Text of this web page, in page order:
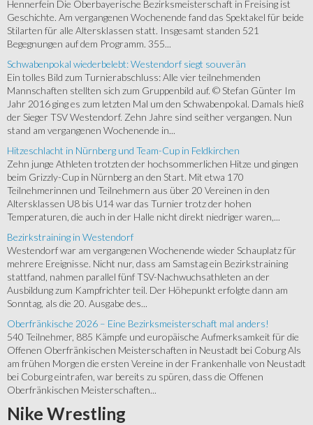
Hennerfein Die Oberbayerische Bezirksmeisterschaft in Freising ist
Geschichte. Am vergangenen Wochenende fand das Spektakel für beide
Stilarten für alle Altersklassen statt. Insgesamt standen 521
Begegnungen auf dem Programm. 355...
Schwabenpokal wiederbelebt: Westendorf siegt souverän
Ein tolles Bild zum Turnierabschluss: Alle vier teilnehmenden
Mannschaften stellten sich zum Gruppenbild auf. © Stefan Günter Im
Jahr 2016 ging es zum letzten Mal um den Schwabenpokal. Damals hieß
der Sieger TSV Westendorf. Zehn Jahre sind seither vergangen. Nun
stand am vergangenen Wochenende in...
Hitzeschlacht in Nürnberg und Team-Cup in Feldkirchen
Zehn junge Athleten trotzten der hochsommerlichen Hitze und gingen
beim Grizzly-Cup in Nürnberg an den Start. Mit etwa 170
Teilnehmerinnen und Teilnehmern aus über 20 Vereinen in den
Altersklassen U8 bis U14 war das Turnier trotz der hohen
Temperaturen, die auch in der Halle nicht direkt niedriger waren,...
Bezirkstraining in Westendorf
Westendorf war am vergangenen Wochenende wieder Schauplatz für
mehrere Ereignisse. Nicht nur, dass am Samstag ein Bezirkstraining
stattfand, nahmen parallel fünf TSV-Nachwuchsathleten an der
Ausbildung zum Kampfrichter teil. Der Höhepunkt erfolgte dann am
Sonntag, als die 20. Ausgabe des...
Oberfränkische 2026 – Eine Bezirksmeisterschaft mal anders!
540 Teilnehmer, 885 Kämpfe und europäische Aufmerksamkeit für die
Offenen Oberfränkischen Meisterschaften in Neustadt bei Coburg Als
am frühen Morgen die ersten Vereine in der Frankenhalle von Neustadt
bei Coburg eintrafen, war bereits zu spüren, dass die Offenen
Oberfränkischen Meisterschaften...
Nike Wrestling